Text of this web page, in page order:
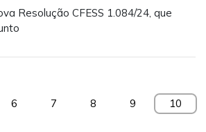
Resolução CFESS 1.084/24, que
6 7 8 9 10